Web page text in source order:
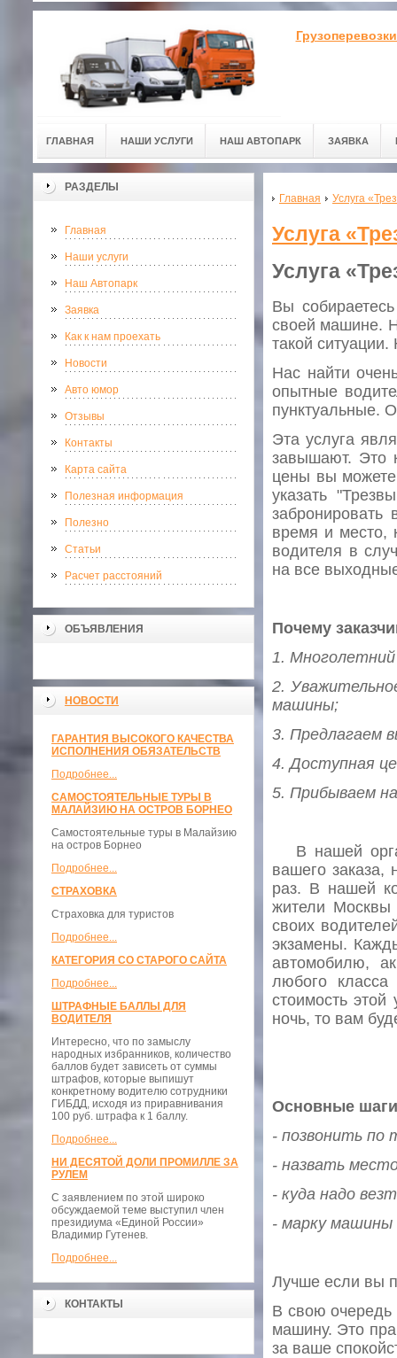
ГЛАВНАЯ НАШИ УСЛУГИ НАШ АВТОПАРК ЗАЯВКА
РАЗДЕЛЫ
Главная
Наши услуги
Наш Автопарк
Заявка
Как к нам проехать
Новости
Авто юмор
Отзывы
Контакты
Карта сайта
Полезная информация
Полезно
Статьи
Расчет расстояний
ОБЪЯВЛЕНИЯ
НОВОСТИ
ГАРАНТИЯ ВЫСОКОГО КАЧЕСТВА
ИСПОЛНЕНИЯ ОБЯЗАТЕЛЬСТВ
Подробнее...
САМОСТОЯТЕЛЬНЫЕ ТУРЫ В
МАЛАЙЗИЮ НА ОСТРОВ БОРНЕО
Самостоятельные туры в Малайзию
на остров Борнео
Подробнее...
СТРАХОВКА
Страховка для туристов
Подробнее...
КАТЕГОРИЯ СО СТАРОГО САЙТА
Подробнее...
ШТРАФНЫЕ БАЛЛЫ ДЛЯ
ВОДИТЕЛЯ
Интересно, что по замыслу
народных избранников, количество
баллов будет зависеть от суммы
штрафов, которые выпишут
конкретному водителю сотрудники
ГИБДД, исходя из приравнивания
100 руб. штрафа к 1 баллу.
Подробнее...
НИ ДЕСЯТОЙ ДОЛИ ПРОМИЛЛЕ ЗА
РУЛЕМ
С заявлением по этой широко
обсуждаемой теме выступил член
президиума «Единой России»
Владимир Гутенев.
Подробнее...
КОНТАКТЫ
Главная Услуга
Услуга
Услуга
Вы
своей машине.
такой
Нас найти
опытные
пунктуальные.
Эта услуга
завышают. Это
цены вы
указать
забронировать
время и место,
водителя в
на все
Почему
1.
2.
машины;
3. Предлагаем
4. Доступная
5. Прибываем
В нашей
вашего
раз. В нашей
жители Москвы
своих
экзамены.
автомобилю,
любого
стоимость
ночь, то вам
Основные
- позвонить по
- назвать
- куда надо
- марку машины
Лучше если вы
В свою очередь
машину. Это
за ваше